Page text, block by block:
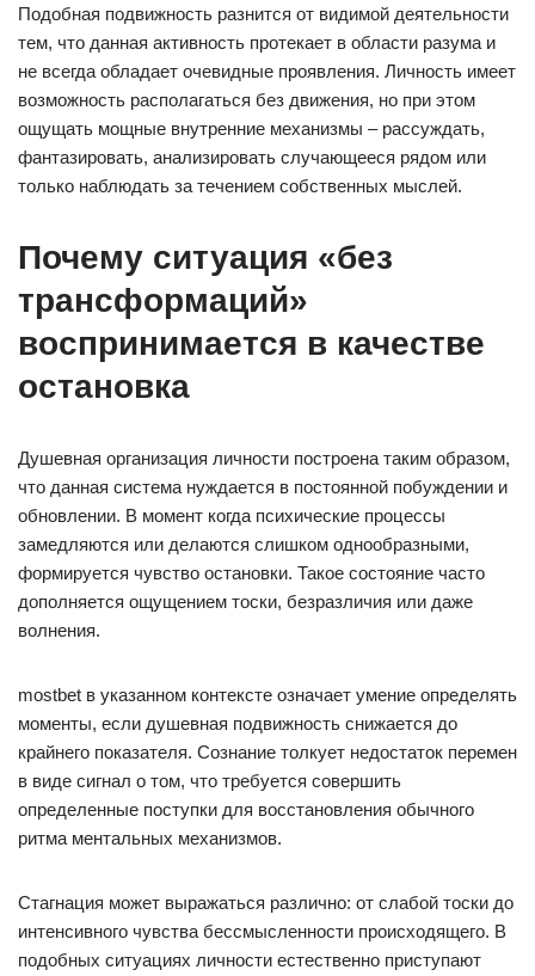
Подобная подвижность разнится от видимой деятельности
тем, что данная активность протекает в области разума и
не всегда обладает очевидные проявления. Личность имеет
возможность располагаться без движения, но при этом
ощущать мощные внутренние механизмы – рассуждать,
фантазировать, анализировать случающееся рядом или
только наблюдать за течением собственных мыслей.
Почему ситуация «без
трансформаций»
воспринимается в качестве
остановка
Душевная организация личности построена таким образом,
что данная система нуждается в постоянной побуждении и
обновлении. В момент когда психические процессы
замедляются или делаются слишком однообразными,
формируется чувство остановки. Такое состояние часто
дополняется ощущением тоски, безразличия или даже
волнения.
mostbet в указанном контексте означает умение определять
моменты, если душевная подвижность снижается до
крайнего показателя. Сознание толкует недостаток перемен
в виде сигнал о том, что требуется совершить
определенные поступки для восстановления обычного
ритма ментальных механизмов.
Стагнация может выражаться различно: от слабой тоски до
интенсивного чувства бессмысленности происходящего. В
подобных ситуациях личности естественно приступают